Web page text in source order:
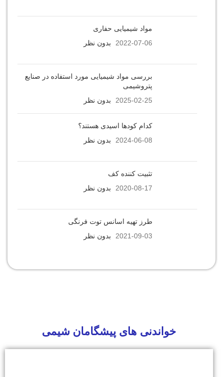
مواد شیمیایی حفاری
2022-07-06
بدون نظر
بررسی مواد شیمیایی مورد استفاده در صنایع
پتروشیمی
2025-02-25
بدون نظر
کدام کودها اسیدی هستند؟
2024-06-08
بدون نظر
تثبیت کننده کف
2020-08-17
بدون نظر
طرز تهیه اسانس توت فرنگی
2021-09-03
بدون نظر
خواندنی های پیشگامان شیمی